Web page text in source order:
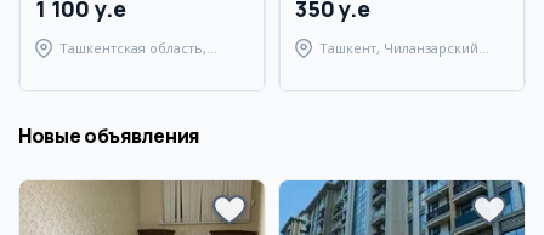
1 100 y.e
Ташкентская область,
350 y.e
Ташкент, Чиланзарский
Новые объявления